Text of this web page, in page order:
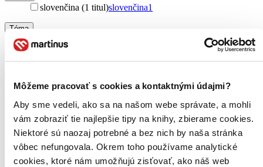
Môžeme pracovať s cookies a kontaktnými údajmi?
Aby sme vedeli, ako sa na našom webe správate, a mohli
vám zobraziť tie najlepšie tipy na knihy, zbierame cookies.
Niektoré sú naozaj potrebné a bez nich by naša stránka
vôbec nefungovala. Okrem toho používame analytické
cookies, ktoré nám umožňujú zisťovať, ako náš web
slovenčina (1 titul)slovenčina1
Téma
rodina (1 titul)
vzťahy (1 titul)vzťahy1
rodičovstvo (1 titul)rodičovstvo1
výchova (1 titul)
1
dospievania (1 titul) dospievania1
priateľstvo (1 titul)priateľstvo1
autizmus (1 titul)autizmus1
dobrodružstvo (1 titul)dobrodružstvo1
deti (1 titul)deti1